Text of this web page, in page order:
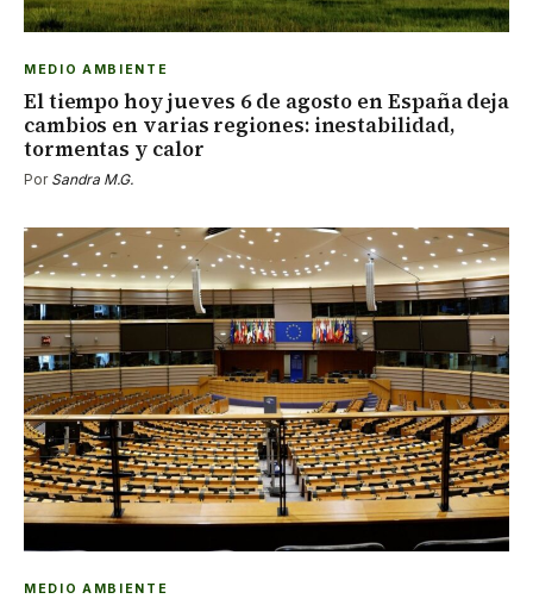
MEDIO AMBIENTE
El tiempo hoy jueves 6 de agosto en España deja
cambios en varias regiones: inestabilidad,
tormentas y calor
Por Sandra M.G.
MEDIO AMBIENTE